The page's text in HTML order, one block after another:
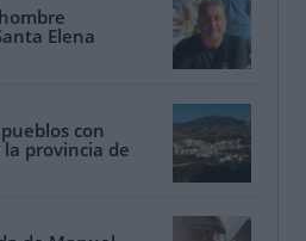
Elena
con
provincia de